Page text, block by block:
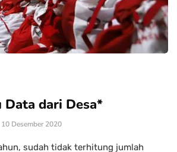
Data dari Desa*
10 Desember 2020
sudah tidak terhitung jumlah